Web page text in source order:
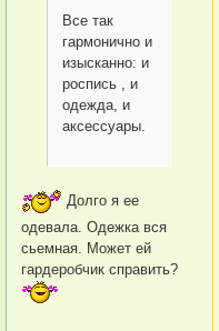
Все так
гармонично и
изысканно: и
роспись , и
одежда, и
аксессуары.
Долго я ее
одевала. Одежка вся
сьемная. Может ей
гардеробчик справить?